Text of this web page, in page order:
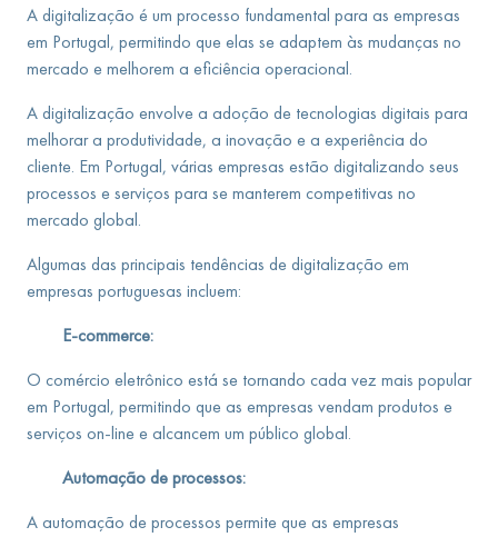
A digitalização é um processo fundamental para as empresas
em Portugal, permitindo que elas se adaptem às mudanças no
mercado e melhorem a eficiência operacional.
A digitalização envolve a adoção de tecnologias digitais para
melhorar a produtividade, a inovação e a experiência do
cliente. Em Portugal, várias empresas estão digitalizando seus
processos e serviços para se manterem competitivas no
mercado global.
Algumas das principais tendências de digitalização em
empresas portuguesas incluem:
E-commerce:
O comércio eletrônico está se tornando cada vez mais popular
em Portugal, permitindo que as empresas vendam produtos e
serviços on-line e alcancem um público global.
Automação de processos:
A automação de processos permite que as empresas